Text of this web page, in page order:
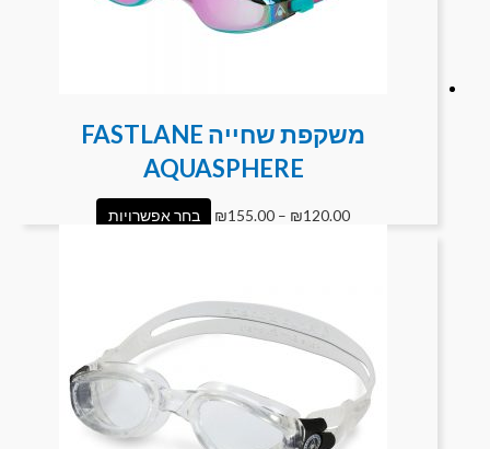
משקפת שחייה FASTLANE
AQUASPHERE
₪120.00
–
₪155.00 בחר אפשרויות